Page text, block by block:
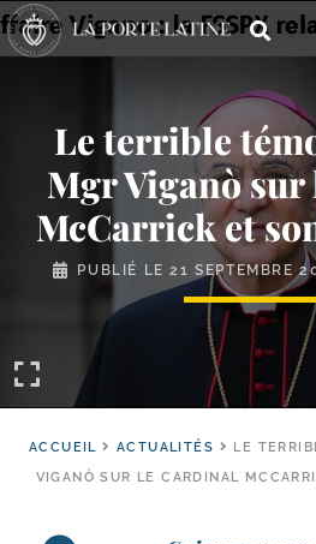
Le terrible
Mgr Viganò
McCarrick et
PUBLIÉ LE21 SEPTEMBRE
ACCUEIL ACTUALITÉS
LE
VIGANÒ SUR LE CARDINAL